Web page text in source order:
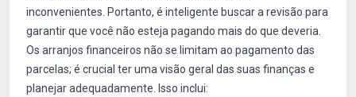
inconvenientes. Portanto, é inteligente buscar a revisão para
garantir que você não esteja pagando mais do que deveria.
Os arranjos financeiros não se limitam ao pagamento das
parcelas; é crucial ter uma visão geral das suas finanças e
planejar adequadamente. Isso inclui: